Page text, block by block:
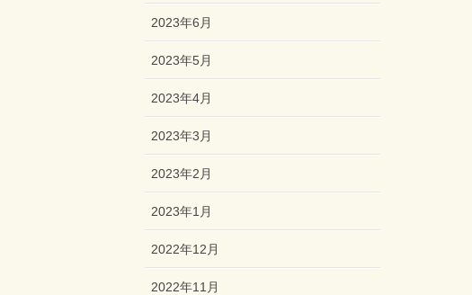
2023年6月
2023年5月
2023年4月
2023年3月
2023年2月
2023年1月
2022年12月
2022年11月